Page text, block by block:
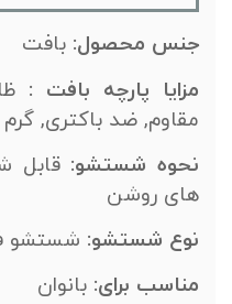
جنس محصول:بافت
مزایا پارچه بافت:
مقاوم, ضد باکتری, گرم
نحوهشستشو:قابل
های روشن
نوع شستشو:شستشو
مناسببرای :بانوان